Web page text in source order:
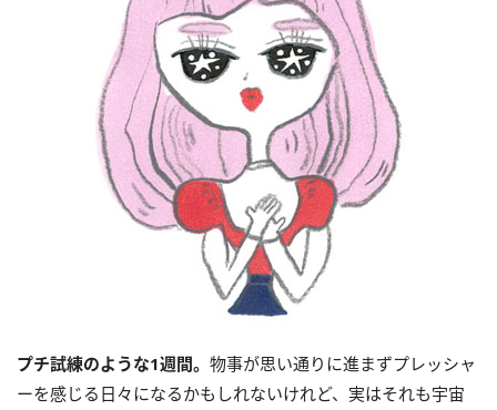
プチ試練のような1週間。 物事が思い通りに進まずプレッシャ
ーを感じる日々になるかもしれないけれど、実はそれも宇宙